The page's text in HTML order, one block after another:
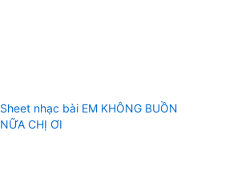
Sheet nhạc bài EM KHÔNG BUỒN
NỮA CHỊ ƠI